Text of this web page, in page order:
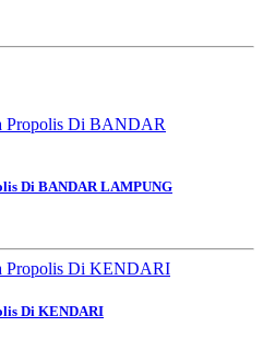
Di BANDAR LAMPUNG
Di KENDARI